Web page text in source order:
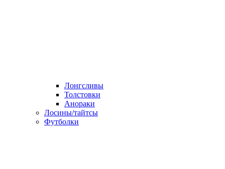
Лонгсливы
Толстовки
Анораки
Лосины/тайтсы
Футболки